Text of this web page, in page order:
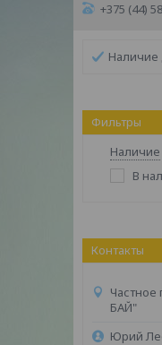
+375 (44)
Наличие
Фильтры
Наличие
В
Контакты
БАЙ"
Юрий